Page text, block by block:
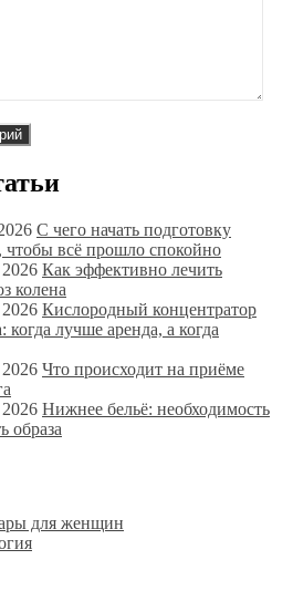
С чего начать подготовку
чтобы всё прошло спокойно
Как эффективно лечить
колена
Кислородный концентратор
когда лучше аренда, а когда
Что происходит на приёме
Нижнее бельё: необходимость
образа
для женщин